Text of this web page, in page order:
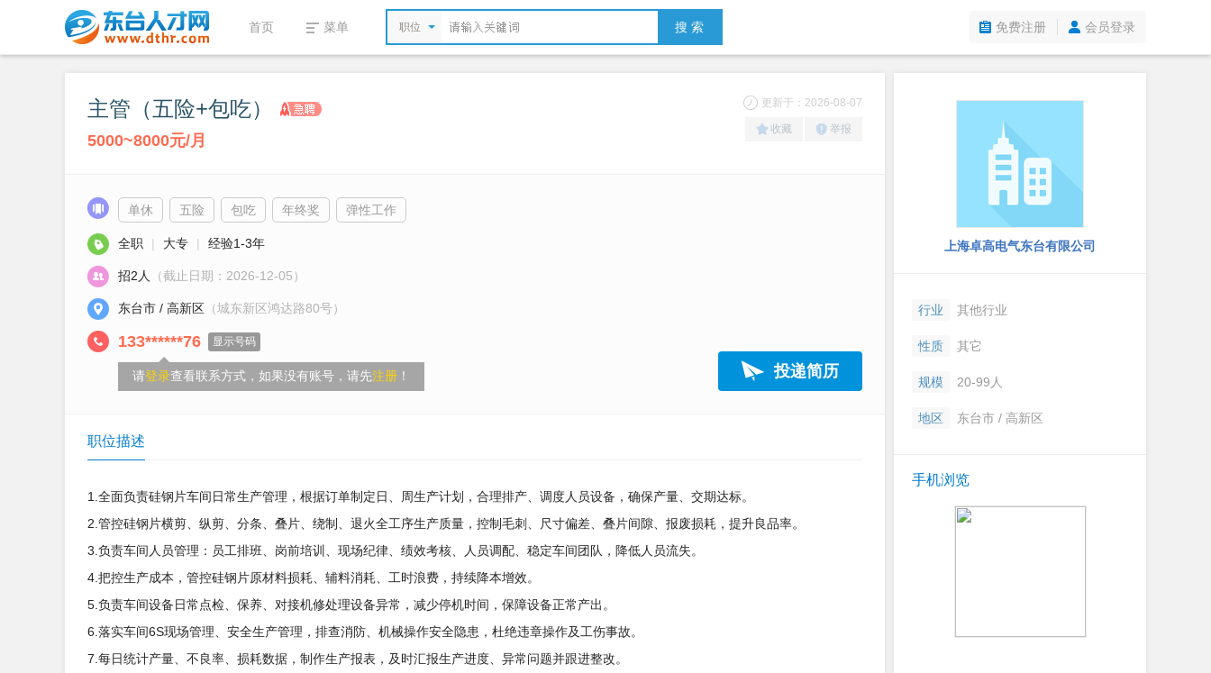
首页 菜单 职位 搜 索 免费注册 会员登录
主管（五险+包吃）
5000~8000元/月
更新于：2026-08-07
收藏 举报
单休 五险 包吃 年终奖 弹性工作
全职 | 大专 | 经验1-3年
招2人 （截止日期：2026-12-05）
东台市 / 高新区 （城东新区鸿达路80号）
133******76 显示号码
请登录查看联系方式，如果没有账号，请先注册 ！ 投递简历
职位描述
1.全面负责硅钢片车间日常生产管理，根据订单制定日、周生产计划，合理排产、调度人员设备，确保产量、交期达标。
2.管控硅钢片横剪、纵剪、分条、叠片、绕制、退火全工序生产质量，控制毛刺、尺寸偏差、叠片间隙、报废损耗，提升良品率。
3.负责车间人员管理：员工排班、岗前培训、现场纪律、绩效考核、人员调配、稳定车间团队，降低人员流失。
4.把控生产成本，管控硅钢片原材料损耗、辅料消耗、工时浪费，持续降本增效。
5.负责车间设备日常点检、保养、对接机修处理设备异常，减少停机时间，保障设备正常产出。
6.落实车间6S现场管理、安全生产管理，排查消防、机械操作安全隐患，杜绝违章操作及工伤事故。
7.每日统计产量、不良率、损耗数据，制作生产报表，及时汇报生产进度、异常问题并跟进整改。
上海卓高电气东台有限公司
行业 其他行业
性质 其它
规模 20-99人
地区 东台市 / 高新区
手机浏览